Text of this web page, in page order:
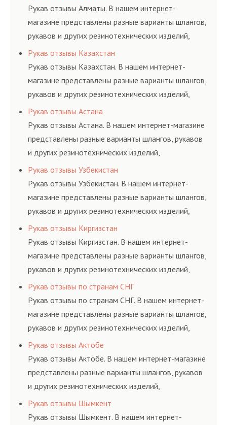
долговременного
комплексного
обслуживания
шлангов производится
высококвалифицирован
ными спецами, которые
Рукав отзывы Алматы. В нашем интернет-
магазине представлены разные варианты шлангов,
рукавов и других резинотехнических изделий,
соответствующих ГОСТам, техническим условиям
и нормативам.
Рукав отзывы Казахстан
Рукав отзывы Казахстан. В нашем интернет-
магазине представлены разные варианты шлангов,
рукавов и других резинотехнических изделий,
соответствующих ГОСТам, техническим условиям
и нормативам.
Рукав отзывы Астана
Рукав отзывы Астана. В нашем интернет-магазине
представлены разные варианты шлангов, рукавов
и других резинотехнических изделий,
соответствующих ГОСТам, техническим условиям
и нормативам.
Рукав отзывы Узбекистан
Рукав отзывы Узбекистан. В нашем интернет-
магазине представлены разные варианты шлангов,
рукавов и других резинотехнических изделий,
соответствующих ГОСТам, техническим условиям
и нормативам.
Рукав отзывы Киргизстан
Рукав отзывы Киргизстан. В нашем интернет-
магазине представлены разные варианты шлангов,
рукавов и других резинотехнических изделий,
соответствующих ГОСТам, техническим условиям
и нормативам.
Рукав отзывы по странам СНГ
Рукав отзывы по странам СНГ. В нашем интернет-
магазине представлены разные варианты шлангов,
рукавов и других резинотехнических изделий,
соответствующих ГОСТам, техническим условиям
и нормативам.
Рукав отзывы Актобе
Рукав отзывы Актобе. В нашем интернет-магазине
представлены разные варианты шлангов, рукавов
и других резинотехнических изделий,
соответствующих ГОСТам, техническим условиям
и нормативам.
Рукав отзывы Шымкент
Рукав отзывы Шымкент. В нашем интернет-